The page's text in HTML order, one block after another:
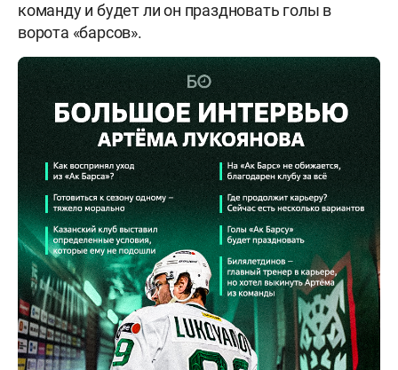
команду и будет ли он праздновать голы в
ворота «барсов».